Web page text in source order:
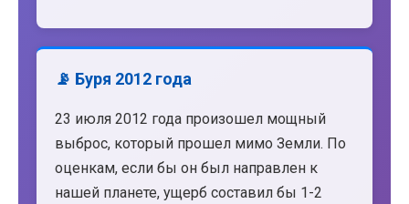
📡 Буря 2012 года
23 июля 2012 года произошел мощный
выброс, который прошел мимо Земли. По
оценкам, если бы он был направлен к
нашей планете, ущерб составил бы 1-2